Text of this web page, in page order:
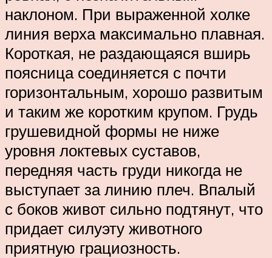
наклоном. При выраженной холке
линия верха максимально плавная.
Короткая, не раздающаяся вширь
поясница соединяется с почти
горизонтальным, хорошо развитым
и таким же коротким крупом. Грудь
грушевидной формы не ниже
уровня локтевых суставов,
передняя часть груди никогда не
выступает за линию плеч. Впалый
с боков живот сильно подтянут, что
придает силуэту животного
приятную грациозность.